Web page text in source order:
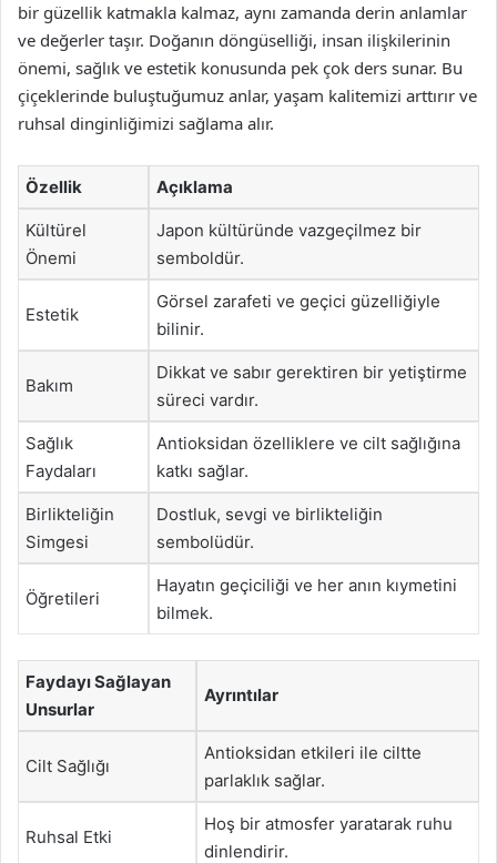
bir güzellik katmakla kalmaz, aynı zamanda derin anlamlar
ve değerler taşır. Doğanın döngüselliği, insan ilişkilerinin
önemi, sağlık ve estetik konusunda pek çok ders sunar. Bu
çiçeklerinde buluştuğumuz anlar, yaşam kalitemizi arttırır ve
ruhsal dinginliğimizi sağlama alır.
Özellik Açıklama
Kültürel
Önemi
Japon kültüründe vazgeçilmez bir
semboldür.
Estetik
Görsel zarafeti ve geçici güzelliğiyle
bilinir.
Bakım
Dikkat ve sabır gerektiren bir yetiştirme
süreci vardır.
Sağlık
Faydaları
Antioksidan özelliklere ve cilt sağlığına
katkı sağlar.
Birlikteliğin
Simgesi
Dostluk, sevgi ve birlikteliğin
sembolüdür.
Öğretileri
Hayatın geçiciliği ve her anın kıymetini
bilmek.
Faydayı Sağlayan
Unsurlar
Ayrıntılar
Cilt Sağlığı
Antioksidan etkileri ile ciltte
parlaklık sağlar.
Ruhsal Etki
Hoş bir atmosfer yaratarak ruhu
dinlendirir.